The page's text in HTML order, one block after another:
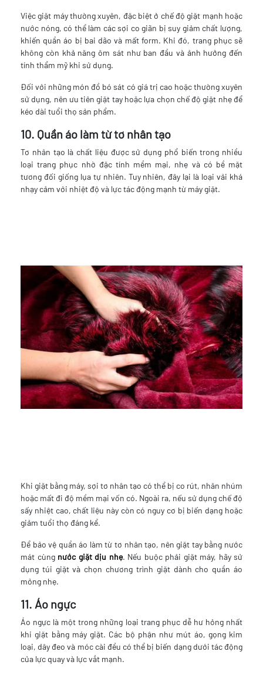
Việc giặt máy thường xuyên, đặc biệt ở chế độ giặt mạnh hoặc
nước nóng, có thể làm các sợi co giãn bị suy giảm chất lượng,
khiến quần áo bị bai dão và mất form. Khi đó, trang phục sẽ
không còn khả năng ôm sát như ban đầu và ảnh hưởng đến
tính thẩm mỹ khi sử dụng.
Đối với những món đồ bó sát có giá trị cao hoặc thường xuyên
sử dụng, nên ưu tiên giặt tay hoặc lựa chọn chế độ giặt nhẹ để
kéo dài tuổi thọ sản phẩm.
10. Quần áo làm từ tơ nhân tạo
Tơ nhân tạo là chất liệu được sử dụng phổ biến trong nhiều
loại trang phục nhờ đặc tính mềm mại, nhẹ và có bề mặt
tương đối giống lụa tự nhiên. Tuy nhiên, đây lại là loại vải khá
nhạy cảm với nhiệt độ và lực tác động mạnh từ máy giặt.
Khi giặt bằng máy, sợi tơ nhân tạo có thể bị co rút, nhăn nhúm
hoặc mất đi độ mềm mại vốn có. Ngoài ra, nếu sử dụng chế độ
sấy nhiệt cao, chất liệu này còn có nguy cơ bị biến dạng hoặc
giảm tuổi thọ đáng kể.
Để bảo vệ quần áo làm từ tơ nhân tạo, nên giặt tay bằng nước
mát cùng nước giặt dịu nhẹ. Nếu buộc phải giặt máy, hãy sử
dụng túi giặt và chọn chương trình giặt dành cho quần áo
mỏng nhẹ.
11. Áo ngực
Áo ngực là một trong những loại trang phục dễ hư hỏng nhất
khi giặt bằng máy giặt. Các bộ phận như mút áo, gọng kim
loại, dây đeo và móc cài đều có thể bị biến dạng dưới tác động
của lực quay và lực vắt mạnh.